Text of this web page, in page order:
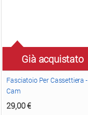
Già acquistato
Fasciatoio Per Cassettiera -
Cam
29,00€